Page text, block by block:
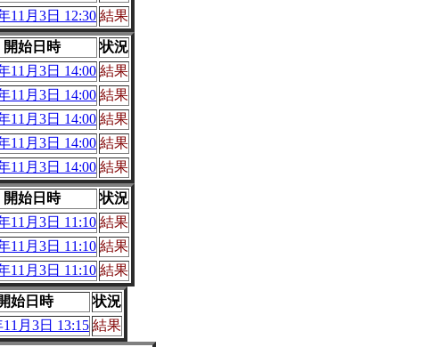
11月3日 12:30 結果
開始日時
状況
11月3日 14:00 結果
11月3日 14:00 結果
11月3日 14:00 結果
11月3日 14:00 結果
11月3日 14:00 結果
開始日時
状況
11月3日 11:10 結果
11月3日 11:10 結果
11月3日 11:10 結果
始日時
状況
11月3日 13:15 結果